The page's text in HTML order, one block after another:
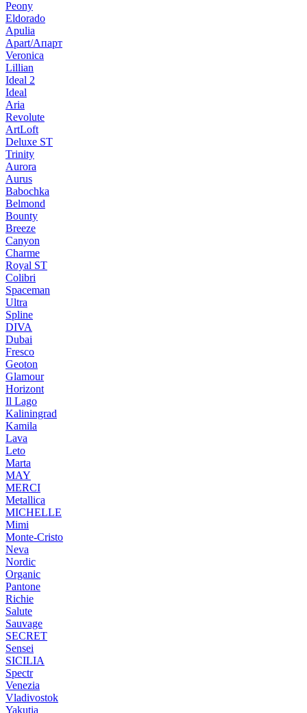
Peony
Eldorado
Apulia
Apart/Апарт
Veronica
Lillian
Ideal 2
Ideal
Aria
Revolute
ArtLoft
Deluxe ST
Trinity
Aurora
Aurus
Babochka
Belmond
Bounty
Breeze
Canуon
Charme
Royal ST
Colibri
Spaceman
Ultra
Spline
DIVA
Dubai
Fresco
Geoton
Glamour
Horizont
Il Lago
Kaliningrad
Kamila
Lava
Leto
Marta
MAY
MERCI
Metallica
MICHELLE
Mimi
Monte-Cristo
Neva
Nordic
Organic
Pantone
Richie
Salute
Sauvage
SECRET
Sensei
SICILIA
Spectr
Venezia
Vladivostok
Yakutia